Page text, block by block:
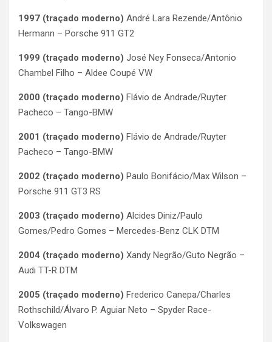
1997 (traçado moderno) André Lara Rezende/Antônio
Hermann – Porsche 911 GT2
1999 (traçado moderno) José Ney Fonseca/Antonio
Chambel Filho – Aldee Coupé VW
2000 (traçado moderno) Flávio de Andrade/Ruyter
Pacheco – Tango-BMW
2001 (traçado moderno) Flávio de Andrade/Ruyter
Pacheco – Tango-BMW
2002 (traçado moderno) Paulo Bonifácio/Max Wilson –
Porsche 911 GT3 RS
2003 (traçado moderno) Alcides Diniz/Paulo
Gomes/Pedro Gomes – Mercedes-Benz CLK DTM
2004 (traçado moderno) Xandy Negrão/Guto Negrão –
Audi TT-R DTM
2005 (traçado moderno) Frederico Canepa/Charles
Rothschild/Álvaro P. Aguiar Neto – Spyder Race-
Volkswagen